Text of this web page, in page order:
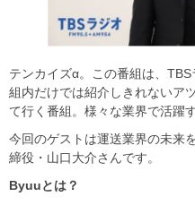
テンカイズα。この番組は、
組内だけでは紹介しきれないア
て行く番組。様々な業界で活躍
今回のゲストは運送業界の未来
締役・山口大介さんです。
Byuuとは？